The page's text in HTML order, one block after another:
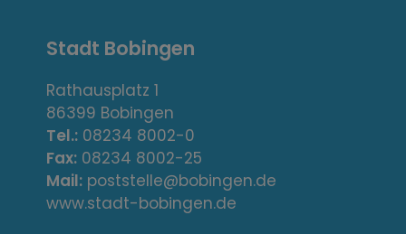
A
d
r
e
s
s
Stadt Bobingen
Rathausplatz 1
86399 Bobingen
Tel.: 08234 8002-0
Fax: 08234 8002-25
Mail: poststelle@bobingen.de
www.stadt-bobingen.de